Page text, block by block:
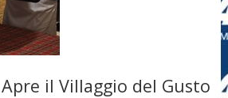
il Villaggio del Gusto